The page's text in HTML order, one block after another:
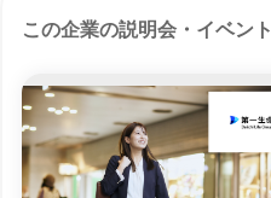
この企業の説明会・イベント